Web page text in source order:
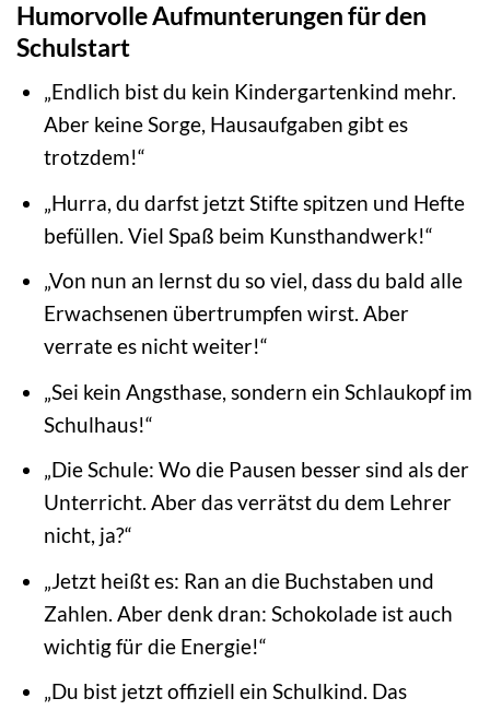
Humorvolle Aufmunterungen für den
Schulstart
„Endlich bist du kein Kindergartenkind mehr.
Aber keine Sorge, Hausaufgaben gibt es
trotzdem!“
„Hurra, du darfst jetzt Stifte spitzen und Hefte
befüllen. Viel Spaß beim Kunsthandwerk!“
„Von nun an lernst du so viel, dass du bald alle
Erwachsenen übertrumpfen wirst. Aber
verrate es nicht weiter!“
„Sei kein Angsthase, sondern ein Schlaukopf im
Schulhaus!“
„Die Schule: Wo die Pausen besser sind als der
Unterricht. Aber das verrätst du dem Lehrer
nicht, ja?“
„Jetzt heißt es: Ran an die Buchstaben und
Zahlen. Aber denk dran: Schokolade ist auch
wichtig für die Energie!“
„Du bist jetzt offiziell ein Schulkind. Das